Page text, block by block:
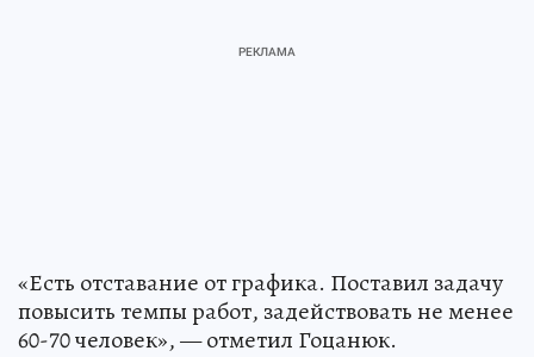
«Есть отставание от графика. Поставил задачу
повысить темпы работ, задействовать не менее
60-70 человек», — отметил Гоцанюк.